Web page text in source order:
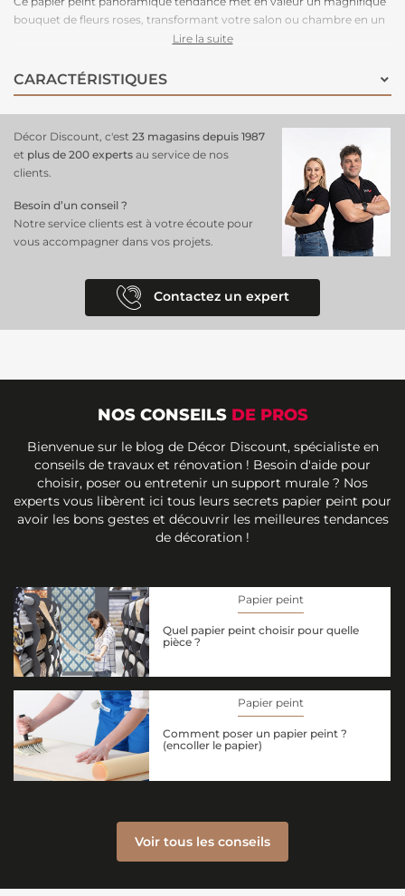
bouquet de fleurs roses, transformant votre salon ou chambre en un
jardin luxuriant et romantique. Parfait pour ajouter une touche de
enchanteresse et accueillante. Facile à poser, il offre une manière
élégante et moderne de faire entrer la beauté printanière dans votre
Lire la suite
CARACTÉRISTIQUES
Décor Discount, c'est 23 magasins depuis 1987
et plus de 200 experts au service de nos
clients.
Besoin d’un conseil ?
Notre service clients est à votre écoute pour
vous accompagner dans vos projets.
Contactez un expert
NOS CONSEILS DE PROS
Bienvenue sur le blog de Décor Discount, spécialiste en
conseils de travaux et rénovation ! Besoin d'aide pour
choisir, poser ou entretenir un support murale ? Nos
experts vous libèrent ici tous leurs secrets papier peint pour
avoir les bons gestes et découvrir les meilleures tendances
de décoration !
Papier peint
Quel papier peint choisir pour quelle
pièce ?
Papier peint
Comment poser un papier peint ?
(encoller le papier)
Voir tous les conseils